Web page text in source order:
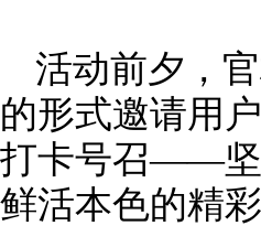
活动前夕，
的形式邀请用
打卡号召——坚
鲜活本色的精彩